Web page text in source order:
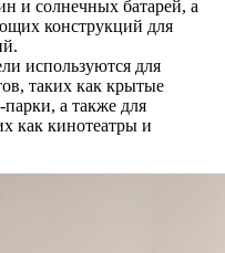
и солнечных батарей, а
конструкций для
используются для
таких как крытые
а также для
как кинотеатры и